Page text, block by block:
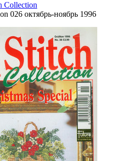
Collection
026 октябрь-ноябрь 1996